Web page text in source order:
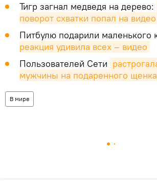
Тигр загнал медведя на дерево:
поворот схватки попал на видео
Питбулю подарили маленького
реакция удивила всех – видео
Пользователей Сети
мужчины на подаренного
В мире